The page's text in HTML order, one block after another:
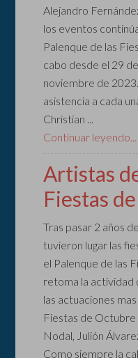
Alejandro
los eventos
Palenque de las
cabo desde el 29
noviembre de
asistencia a cada
Christian ...
Continuar leyendo...
Artistas
Fiestas
Tras pasar 2 años
tuvieron lugar las
el Palenque de las
retoma la actividad
las actuaciones
Fiestas de Octubre
Nodal, Julión
Como siempre la